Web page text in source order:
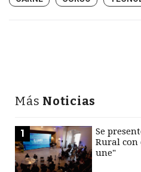
Más Noticias
1
Se
Rural con
une"